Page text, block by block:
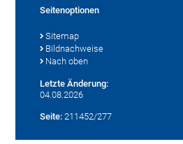
Seitenoptionen
Sitemap
Bildnachweise
Nach oben
Letzte Änderung:
04.08.2026
Seite: 211452/277